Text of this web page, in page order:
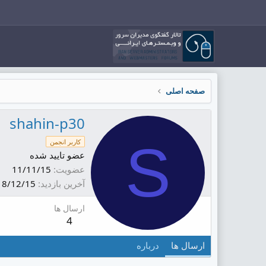
صفحه اصلی
S
shahin-p30
کاربر انجمن
عضو تایید شده
عضویت 11/11/15
آخرین بازدید 8/12/15
ارسال ها
4
ارسال ها درباره